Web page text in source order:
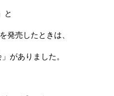
と
発売したときは、
がありました。